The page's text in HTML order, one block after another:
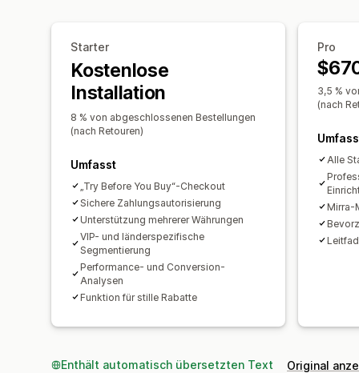
Starter
Kostenlose
Installation
8 % von abgeschlossenen Bestellungen
(nach Retouren)
Umfasst
„Try Before You Buy“-Checkout
Sichere Zahlungsautorisierung
Unterstützung mehrerer Währungen
VIP- und länderspezifische
Segmentierung
Performance- und Conversion-
Analysen
Funktion für stille Rabatte
Pro
3,5 %
(nach
Alle
Mirra-
Enthält automatisch übersetzten Text Original